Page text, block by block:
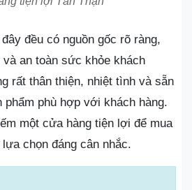
đều có nguồn gốc rõ ràng,
an toàn sức khỏe khách
rất thân thiện, nhiệt tình và sẵn
phù hợp với khách hàng.
một cửa hàng tiện lợi để mua
chọn đáng cân nhắc.